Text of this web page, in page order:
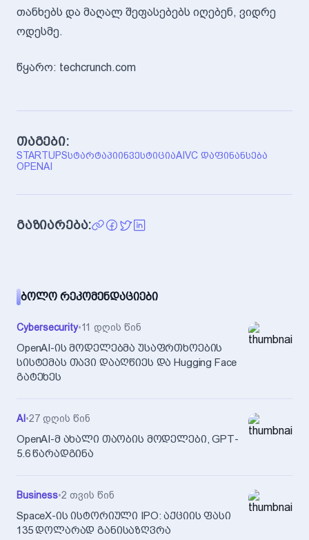
თანხებს და მაღალ შეფასებებს იღებენ, ვიდრე
ოდესმე.
წყარო: techcrunch.com
თაგები:
STARTUPSᲡᲢᲐᲠᲢᲐᲞᲘᲘᲜᲕᲔᲡᲢᲘᲪᲘᲐAI VC ᲓᲐᲤᲘᲜᲐᲜᲡᲔᲑᲐ
OPENAI
გაზიარება:
ᲑᲝᲚᲝ ᲠᲔᲙᲝᲛᲔᲜᲓᲐᲪᲘᲔᲑᲘ
Cybersecurity•11 დღის წინ
OpenAI-ის მოდელებმა უსაფრთხოების
სისტემას თავი დააღწიეს და Hugging Face
გატეხეს
AI •27 დღის წინ
OpenAI-მ ახალი თაობის მოდელები, GPT-
5.6 წარადგინა
Business•2 თვის წინ
SpaceX-ის ისტორიული IPO: აქციის ფასი
135 დოლარად განისაზღვრა